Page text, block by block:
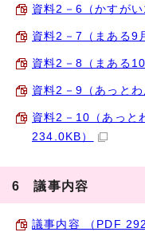
資料2－6（かすが
資料2－7（まある9
資料2－8（まある
資料2－9（あっと
資料2－10（あっと
234.0KB）
6 議事内容
議事内容 （PDF